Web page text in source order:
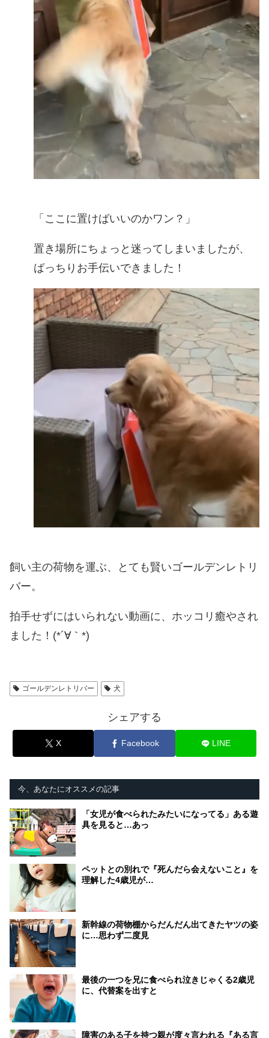
「ここに置けばいいのかワン？」
置き場所にちょっと迷ってしまいましたが、
ばっちりお手伝いできました！
飼い主の荷物を運ぶ、とても賢いゴールデンレトリ
バー。
拍手せずにはいられない動画に、ホッコリ癒やされ
ました！(*´∀｀*)
ゴールデンレトリバー 犬
シェアする
X Facebook LINE
今、あなたにオススメの記事
「女児が食べられたみたいになってる」ある遊
具を見ると…あっ
ペットとの別れで『死んだら会えないこと』を
理解した4歳児が…
新幹線の荷物棚からだんだん出てきたヤツの姿
に…思わず二度見
最後の一つを兄に食べられ泣きじゃくる2歳児
に、代替案を出すと
障害のある子を持つ親が度々言われる『ある言